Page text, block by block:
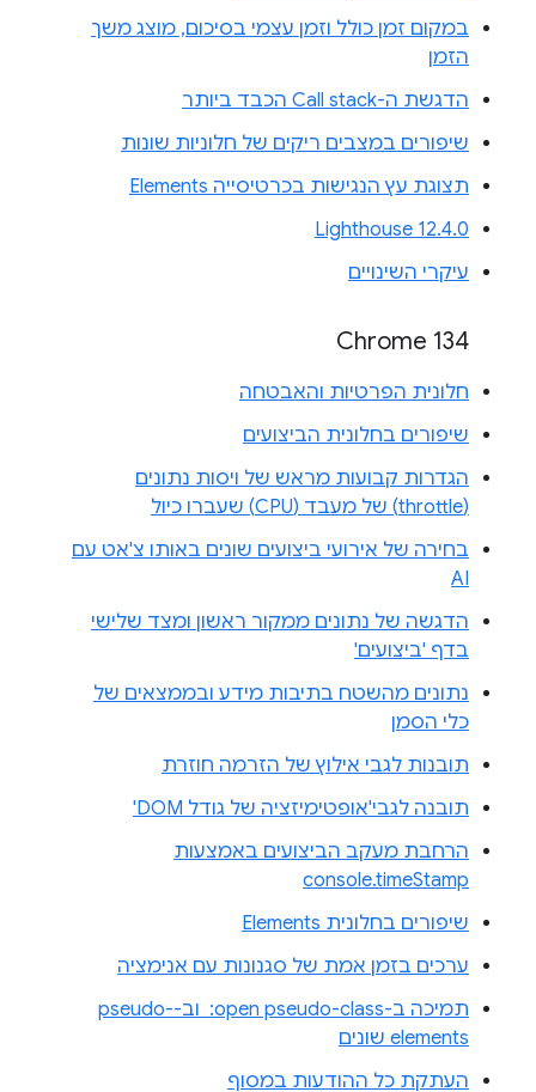
במקום זמן כולל וזמן עצמי בסיכום, מוצג משך
הזמן
הדגשת ה-Call stack הכבד ביותר
שיפורים במצבים ריקים של חלוניות שונות
תצוגת עץ הנגישות בכרטיסייה Elements
Lighthouse 12.4.0
עיקרי השינויים
Chrome 134
חלונית הפרטיות והאבטחה
שיפורים בחלונית הביצועים
הגדרות קבועות מראש של ויסות נתונים
(throttle) של מעבד (CPU) שעברו כיול
בחירה של אירועי ביצועים שונים באותו צ'אט עם
AI
הדגשה של נתונים ממקור ראשון ומצד שלישי
בדף 'ביצועים'
נתונים מהשטח בתיבות מידע ובממצאים של
כלי הסמן
תובנות לגבי אילוץ של הזרמה חוזרת
תובנה לגבי'אופטימיזציה של גודל DOM'
הרחבת מעקב הביצועים באמצעות
console.timeStamp
שיפורים בחלונית Elements
ערכים בזמן אמת של סגנונות עם אנימציה
תמיכה ב-‎ :open pseudo-class וב-pseudo-
elements שונים
העתקת כל ההודעות במסוף